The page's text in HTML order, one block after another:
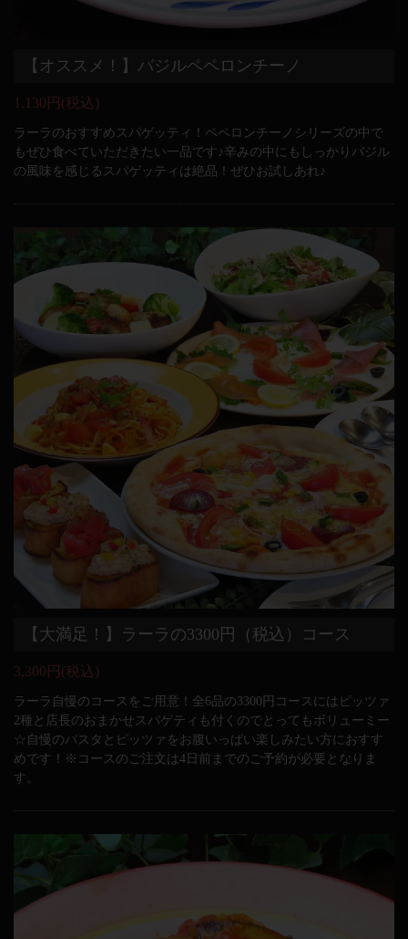
【オススメ！】バジルペペロンチーノ
1,130円 (税込)
ラーラのおすすめスパゲッティ！ペペロンチーノシリーズの中で
もぜひ食べていただきたい一品です♪辛みの中にもしっかりバジル
の風味を感じるスパゲッティは絶品！ぜひお試しあれ♪
【大満足！】ラーラの3300円（税込）コース
3,300円 (税込)
ラーラ自慢のコースをご用意！全6品の3300円コースにはピッツァ
2種と店長のおまかせスパゲティも付くのでとってもボリューミー
☆自慢のパスタとピッツァをお腹いっぱい楽しみたい方におすす
めです！※コースのご注文は4日前までのご予約が必要となりま
す。